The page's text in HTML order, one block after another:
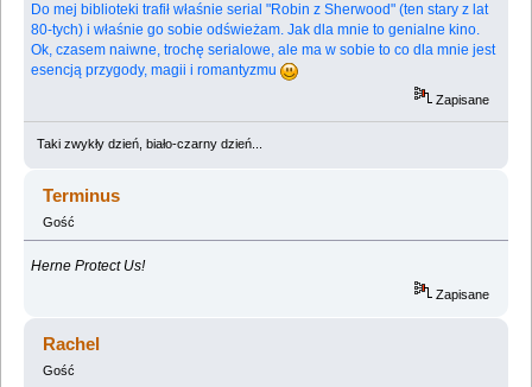
Do mej biblioteki trafił właśnie serial "Robin z Sherwood" (ten stary z lat
80-tych) i właśnie go sobie odświeżam. Jak dla mnie to genialne kino.
Ok, czasem naiwne, trochę serialowe, ale ma w sobie to co dla mnie jest
esencją przygody, magii i romantyzmu
Zapisane
Taki zwykły dzień, biało-czarny dzień...
Terminus
Gość
Herne Protect Us!
Zapisane
Rachel
Gość